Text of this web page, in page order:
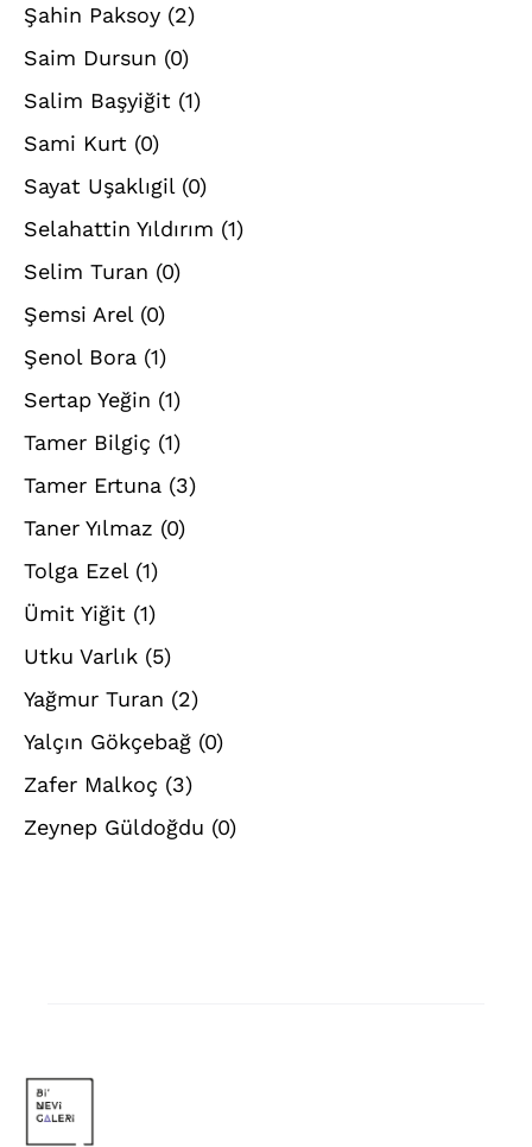
Şahin Paksoy (2)
Saim Dursun (0)
Salim Başyiğit (1)
Sami Kurt (0)
Sayat Uşaklıgil (0)
Selahattin Yıldırım (1)
Selim Turan (0)
Şemsi Arel (0)
Şenol Bora (1)
Sertap Yeğin (1)
Tamer Bilgiç (1)
Tamer Ertuna (3)
Taner Yılmaz (0)
Tolga Ezel (1)
Ümit Yiğit (1)
Utku Varlık (5)
Yağmur Turan (2)
Yalçın Gökçebağ (0)
Zafer Malkoç (3)
Zeynep Güldoğdu (0)